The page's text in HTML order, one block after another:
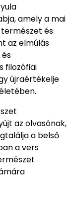
amely a mai
és
az elmúlás
filozófiai
újraértékelje
az olvasónak,
a belső
a vers